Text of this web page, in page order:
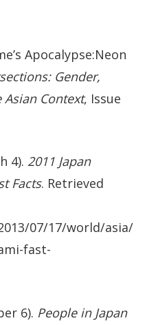
Apocalypse:Neon
Gender,
Context, Issue
4). 2011 Japan
Facts. Retrieved
07/17/world/asia/
fast-
6). People in Japan